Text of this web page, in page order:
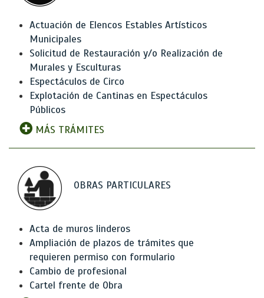
Actuación de Elencos Estables Artísticos
Municipales
Solicitud de Restauración y/o Realización de
Murales y Esculturas
Espectáculos de Circo
Explotación de Cantinas en Espectáculos
Públicos
MÁS TRÁMITES
OBRAS PARTICULARES
Acta de muros linderos
Ampliación de plazos de trámites que
requieren permiso con formulario
Cambio de profesional
Cartel frente de Obra